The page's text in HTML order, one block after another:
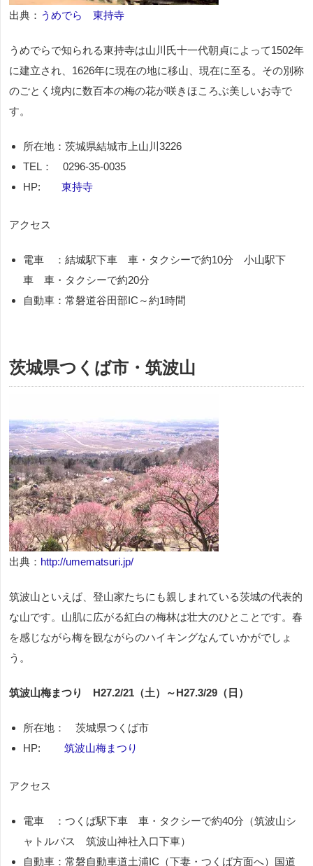
出典： うめでら 東持寺
うめでらで知られる東持寺は山川氏十一代朝貞によって1502年
に建立され、1626年に現在の地に移山、現在に至る。その別称
のごとく境内に数百本の梅の花が咲きほころぶ美しいお寺で
す。
所在地：茨城県結城市上山川 3226
TEL ： 0296-35-0035
HP:
東持寺
アクセス
電車 ：結城駅下車 車・タクシーで約10分 小山駅下
車 車・タクシーで約20分
自動車：常磐道谷田部IC～約1時間
茨城県つくば市・筑波山
出典： http://umematsuri.jp/
筑波山といえば、登山家たちにも親しまれている茨城の代表的
な山です。山肌に広がる紅白の梅林は壮大のひとことです。春
を感じながら梅を観ながらのハイキングなんていかがでしょ
う。
筑波山梅まつり H27.2/21（土）～H27.3/29（日）
所在地： 茨城県つくば市
HP:
筑波山梅まつり
アクセス
電車 ：つくば駅下車 車・タクシーで約40分（筑波山シ
ャトルバス 筑波山神社入口下車）
自動車：常磐自動車道土浦IC （下妻・つくば方面へ）国道